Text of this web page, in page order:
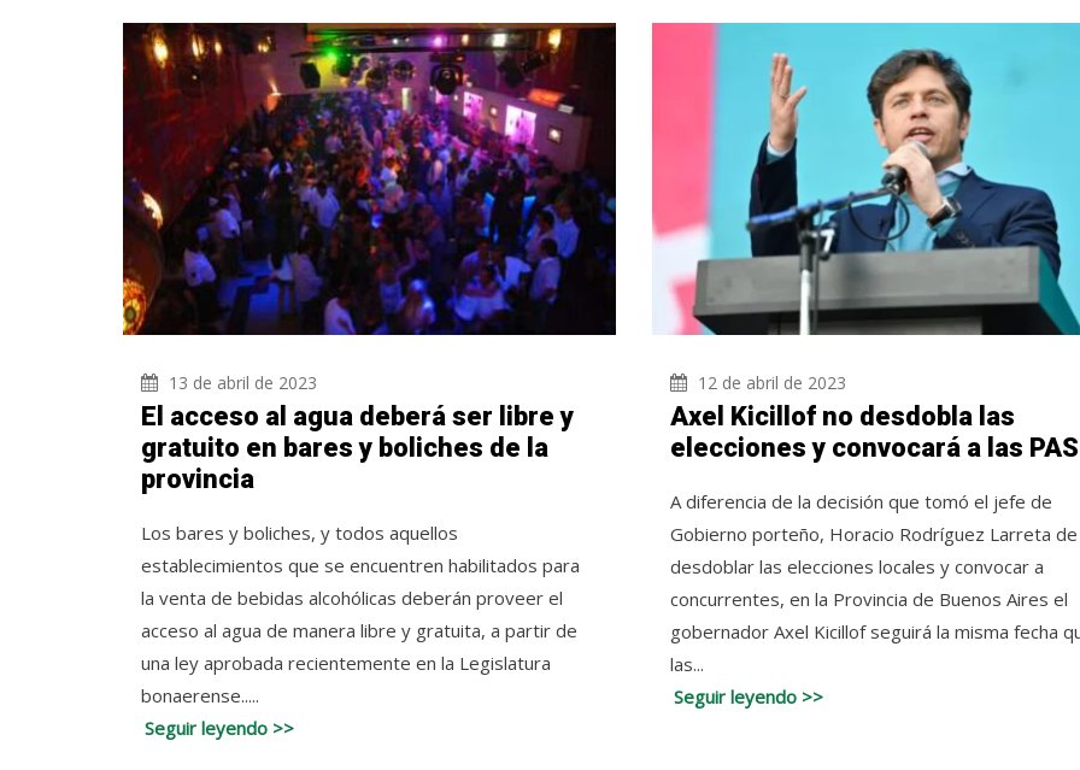
13 de abril de 2023
El acceso al agua deberá ser libre y
gratuito en bares y boliches de la
provincia
Los bares y boliches, y todos aquellos
establecimientos que se encuentren habilitados para
la venta de bebidas alcohólicas deberán proveer el
acceso al agua de manera libre y gratuita, a partir de
una ley aprobada recientemente en la Legislatura
bonaerense.....
Seguir leyendo >>
12 de abril de 2023
Axel Kicillof no desdobla las
elecciones y convocará a las
A diferencia de la decisión que tomó el jefe de
Gobierno porteño, Horacio Rodríguez Larreta de
desdoblar las elecciones locales y convocar a
concurrentes, en la Provincia de Buenos Aires el
gobernador Axel Kicillof seguirá la misma fecha
las...
Seguir leyendo >>